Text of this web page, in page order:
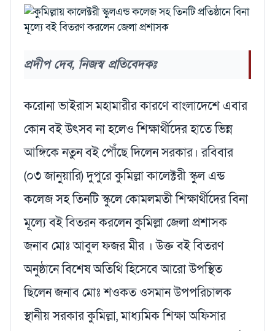
প্রদীপ দেব, নিজস্ব প্রতিবেদকঃ
করোনা ভাইরাস মহামারীর কারণে বাংলাদেশে এবার
কোন বই উৎসব না হলেও শিক্ষার্থীদের হাতে ভিন্ন
আঙ্গিকে নতুন বই পৌঁছে দিলেন সরকার। রবিবার
(০৩ জানুয়ারি) দুপুরে কুমিল্লা কালেক্টরী স্কুল এন্ড
কলেজ সহ তিনটি স্কুলে কোমলমতী শিক্ষার্থীদের বিনা
মূল্যে বই বিতরন করলেন কুমিল্লা জেলা প্রশাসক
জনাব মোঃ আবুল ফজর মীর । উক্ত বই বিতরণ
অনুষ্ঠানে বিশেষ অতিথি হিসেবে আরো উপস্থিত
ছিলেন জনাব মোঃ শওকত ওসমান উপপরিচালক
স্থানীয় সরকার কুমিল্লা, মাধ্যমিক শিক্ষা অফিসার